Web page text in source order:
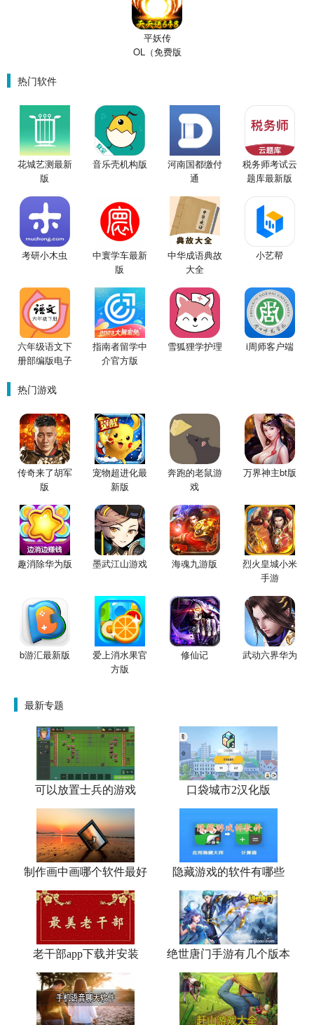
平妖传
OL（免费版
热门软件
花城艺测最新
版
音乐壳机构版
河南国都缴付
通
税务师考试云
题库最新版
考研小木虫
中寰学车最新
版
中华成语典故
大全
小艺帮
六年级语文下
册部编版电子
指南者留学中
介官方版
雪狐狸学护理 i周师客户端
热门游戏
传奇来了胡军
版
宠物超进化最
新版
奔跑的老鼠游
戏
万界神主bt版
趣消除华为版 墨武江山游戏 海魂九游版
烈火皇城小米
手游
b游汇最新版
爱上消水果官
方版
修仙记 武动六界华为
最新专题
可以放置士兵的游戏 口袋城市2汉化版
制作画中画哪个软件最好 隐藏游戏的软件有哪些
老干部app下载并安装 绝世唐门手游有几个版本